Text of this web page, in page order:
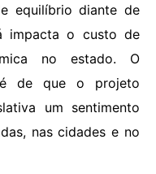
equilíbrio diante de
impacta o custo de
no estado. O
é de que o projeto
um sentimento
nas cidades e no